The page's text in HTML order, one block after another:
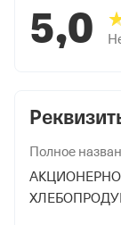
Полное
5,0